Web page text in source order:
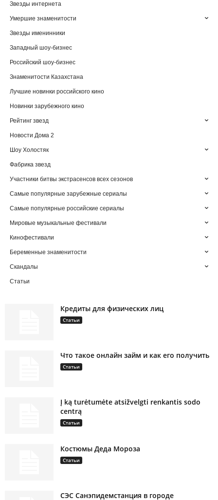
Звезды интернета
Умершие знаменитости
Звезды именинники
Западный шоу-бизнес
Российский шоу-бизнес
Знаменитости Казахстана
Лучшие новинки российского кино
Новинки зарубежного кино
Рейтинг звезд
Новости Дома 2
Шоу Холостяк
Фабрика звезд
Участники битвы экстрасенсов всех сезонов
Самые популярные зарубежные сериалы
Самые популярные российские сериалы
Мировые музыкальные фестивали
Кинофестивали
Беременные знаменитости
Скандалы
Статьи
Кредиты для физических лиц
Статьи
Что такое онлайн займ и как его получить
Статьи
Į ką turėtumėte atsižvelgti renkantis sodo
centrą
Статьи
Костюмы Деда Мороза
Статьи
СЭС Санэпидемстанция в городе